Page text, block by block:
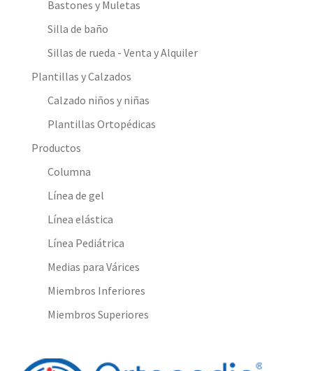
Bastones y Muletas
Silla de baño
Sillas de rueda - Venta y Alquiler
Plantillas y Calzados
Calzado niños y niñas
Plantillas Ortopédicas
Productos
Columna
Línea de gel
Línea elástica
Línea Pediátrica
Medias para Várices
Miembros Inferiores
Miembros Superiores